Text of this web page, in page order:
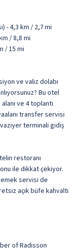
- 4,3 km / 2,7 mi
/ 8,8 mi
/ 15 mi
ve valiz dolabı
Bu otel
ve 4 toplantı
transfer servisi
terminali gidiş
restoranı
ile dikkat çekiyor.
servisi de
açık büfe kahvaltı
of Radisson